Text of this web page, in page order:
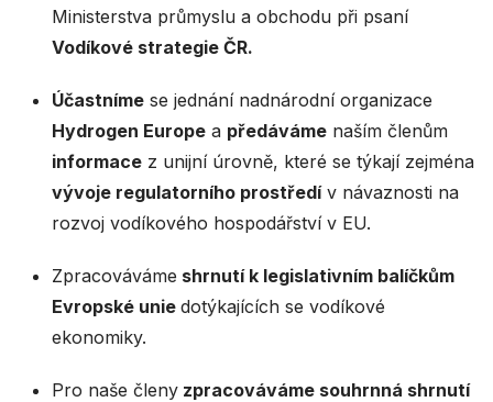
Ministerstva průmyslu a obchodu při psaní
Vodíkové strategie ČR.
Účastníme se jednání nadnárodní organizace
Hydrogen Europe a předáváme naším členům
informace z unijní úrovně, které se týkají zejména
vývoje regulatorního prostředív návaznosti na
rozvoj vodíkového hospodářství v EU.
Zpracováváme shrnutí k legislativním balíčkům
Evropské unie dotýkajících se vodíkové
ekonomiky.
Pro naše členy zpracováváme souhrnná shrnutí